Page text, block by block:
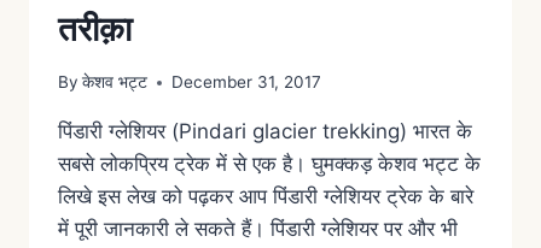
तरीक़ा
By केशव भट्ट December 31, 2017
पिंडारी ग्लेशियर (Pindari glacier trekking) भारत के
सबसे लोकप्रिय ट्रेक में से एक है। घुमक्कड़ केशव भट्ट के
लिखे इस लेख को पढ़कर आप पिंडारी ग्लेशियर ट्रेक के बारे
में पूरी जानकारी ले सकते हैं। पिंडारी ग्लेशियर पर और भी